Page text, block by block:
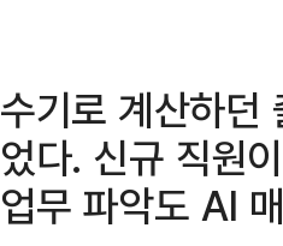
수기로 계산하던
었다. 신규 직원
업무 파악도 AI